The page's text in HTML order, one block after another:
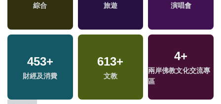
綜合 旅遊 演唱會
453+
財經及消費
613+
文教
4+
兩岸佛教文化交流專
區
綜藝 兩岸藝苑天地 熱門
999+
政治
518+
健康及醫療
231
藝文